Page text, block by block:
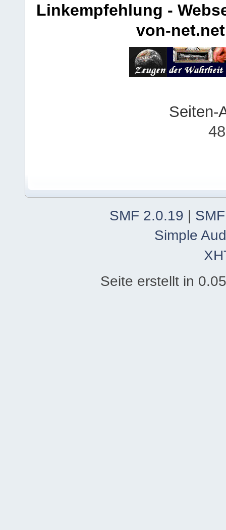
Linkempfehlung -
von-net.net
Seiten-
SMF 2.0.19 |
Simple
Seite erstellt in